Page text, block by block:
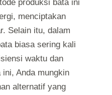
produksi bata ini
menciptakan
Selain itu, dalam
biasa sering kali
waktu dan
Anda mungkin
alternatif yang